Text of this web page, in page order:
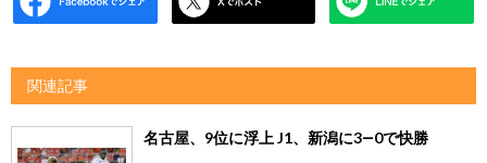
関連記事
名古屋、9位に浮上 J1、新潟に3―0で快勝